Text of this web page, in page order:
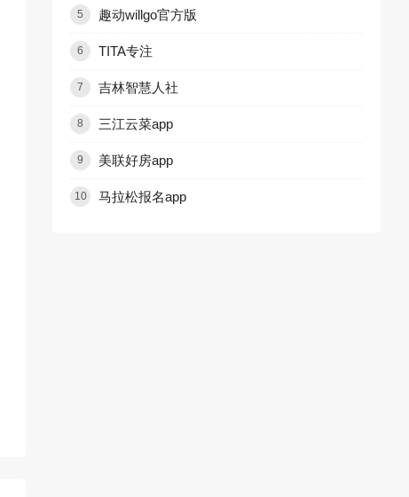
趣动willgo官方版
5
TITA专注
6
吉林智慧人社
7
三江云菜app
8
美联好房app
9
马拉松报名app
10